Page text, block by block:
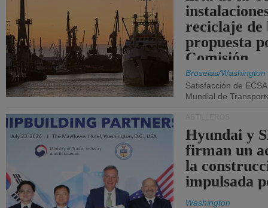
reciclaje de
propuesta
Comisión.
Bruselas/Washington
Satisfacción de
Mundial de
Hyundai y
firman un
la
impulsada
Washington